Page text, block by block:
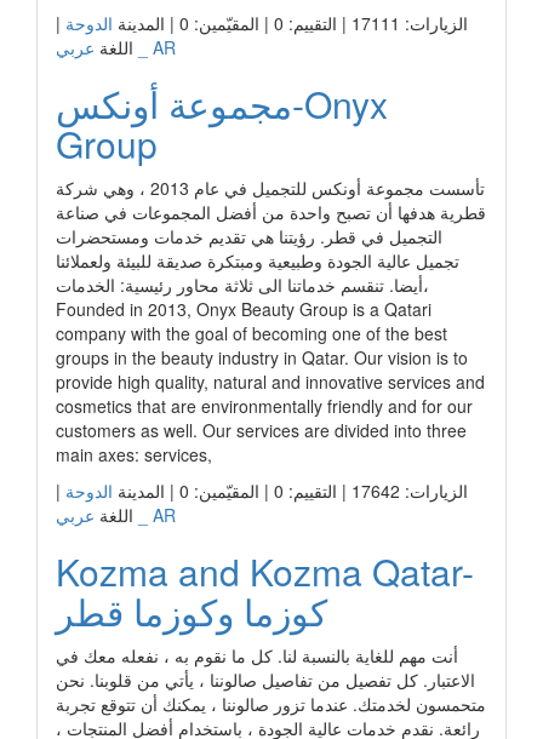
الزيارات: 17111 | التقييم: 0 | المقيّمين: 0 | المدينة
الدوحة |
اللغة عربي _ AR
مجموعة أونكس-Onyx
Group
تأسست مجموعة أونكس للتجميل في عام 2013 ، وهي شركة
قطرية هدفها أن تصبح واحدة من أفضل المجموعات في صناعة
التجميل في قطر. رؤيتنا هي تقديم خدمات ومستحضرات
تجميل عالية الجودة وطبيعية ومبتكرة صديقة للبيئة ولعملائنا
أيضا. تنقسم خدماتنا الى ثلاثة محاور رئيسية: الخدمات،
Founded in 2013, Onyx Beauty Group is a Qatari
company with the goal of becoming one of the best
groups in the beauty industry in Qatar. Our vision is to
provide high quality, natural and innovative services and
cosmetics that are environmentally friendly and for our
customers as well. Our services are divided into three
main axes: services,
الزيارات: 17642 | التقييم: 0 | المقيّمين: 0 | المدينة
الدوحة |
اللغة عربي _ AR
Kozma and Kozma Qatar-
كوزما وكوزما قطر
أنت مهم للغاية بالنسبة لنا. كل ما نقوم به ، نفعله معك في
الاعتبار. كل تفصيل من تفاصيل صالوننا ، يأتي من قلوبنا. نحن
متحمسون لخدمتك. عندما تزور صالوننا ، يمكنك أن تتوقع تجربة
رائعة. نقدم خدمات عالية الجودة ، باستخدام أفضل المنتجات ،